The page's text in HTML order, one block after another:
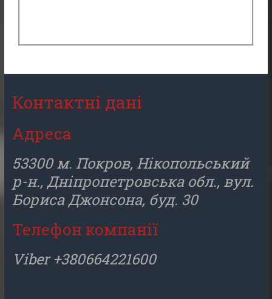
Контактні дані
Адреса
53300 м. Покров, Нікопольський
р-н., Дніпропетровська обл., вул.
Бориса Джонсона, буд. 30
Телефон компанії
Viber +380664221600